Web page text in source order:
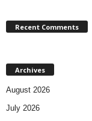
Recent Comments
Archives
August 2026
July 2026